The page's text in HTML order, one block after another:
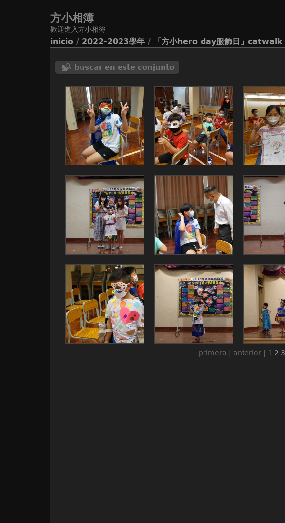
方小相簿
歡迎進入方小相簿
inicio / 2022-2023學年 / 「方小hero day服飾日」catwalk
buscar en este conjunto
primera | anterior | 1 2 3